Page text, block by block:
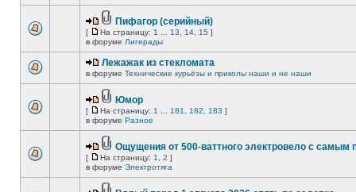
Пифагор (серийный)
[ На страницу: 1 13 14 15 ]
в форуме Лигерады
Лежажак из стекломата
в форуме Технические курьёзы и приколы наши и не наши
Юмор
[ На страницу: 1 181 182 183 ]
в форуме Разное
Ощущения от 500-ваттного электровело с самым
[ На страницу: 1 2 ]
в форуме Электротяга